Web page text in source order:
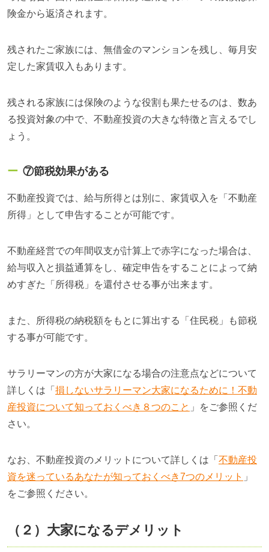
険金から返済されます。
残されたご家族には、無借金のマンションを残し、毎月安
定した家賃収入もあります。
残される家族には保険のような役割も果たせるのは、数あ
る投資対象の中で、不動産投資の大きな特徴と言えるでし
ょう。
⑦節税効果がある
不動産投資では、給与所得とは別に、家賃収入を「不動産
所得」として申告することが可能です。
不動産経営での年間収支が計算上で赤字になった場合は、
給与収入と損益通算をし、確定申告をすることによって納
めすぎた「所得税」を還付させる事が出来ます。
また、所得税の納税額をもとに算出する「住民税」も節税
する事が可能です。
サラリーマンの方が大家になる場合の注意点などについて
詳しくは「 損しないサラリーマン大家になるために！不動
産投資について知っておくべき８つのこと 」をご参照くだ
さい。
なお、不動産投資のメリットについて詳しくは「 不動産投
資を迷っているあなたが知っておくべき7つのメリット 」
をご参照ください。
（２）大家になるデメリット